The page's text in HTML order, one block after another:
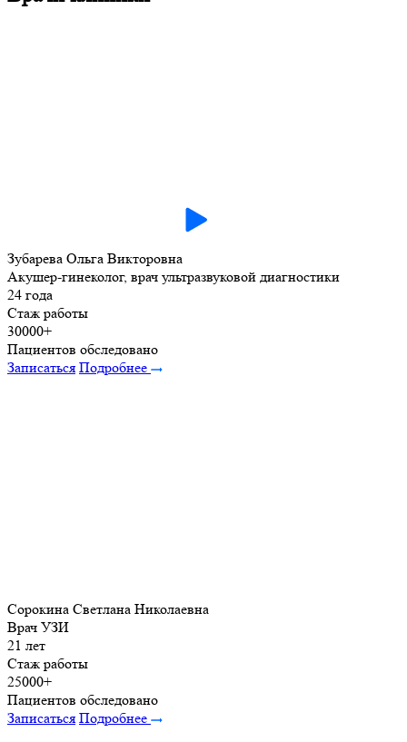
Зубарева Ольга Викторовна
Акушер-гинеколог, врач ультразвуковой диагностики
24 года
Стаж работы
30000+
Пациентов обследовано
Записаться Подробнее
Сорокина Светлана Николаевна
Врач УЗИ
21 лет
Стаж работы
25000+
Пациентов обследовано
Записаться Подробнее